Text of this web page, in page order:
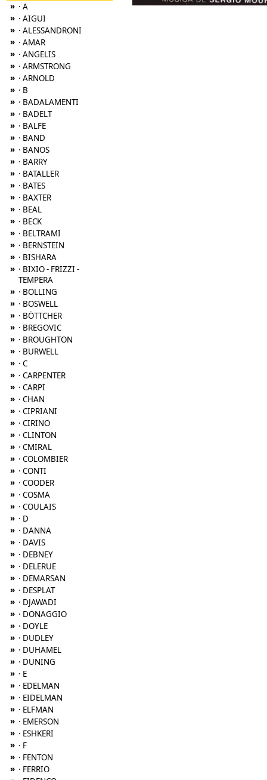
» · A
» · AIGUI
» · ALESSANDRONI
» · AMAR
» · ANGELIS
» · ARMSTRONG
» · ARNOLD
» · B
» · BADALAMENTI
» · BADELT
» · BALFE
» · BAND
» · BANOS
» · BARRY
» · BATALLER
» · BATES
» · BAXTER
» · BEAL
» · BECK
» · BELTRAMI
» · BERNSTEIN
» · BISHARA
» · BIXIO - FRIZZI -
TEMPERA
» · BOLLING
» · BOSWELL
» · BÖTTCHER
» · BREGOVIC
» · BROUGHTON
» · BURWELL
» · C
» · CARPENTER
» · CARPI
» · CHAN
» · CIPRIANI
» · CIRINO
» · CLINTON
» · CMIRAL
» · COLOMBIER
» · CONTI
» · COODER
» · COSMA
» · COULAIS
» · D
» · DANNA
» · DAVIS
» · DEBNEY
» · DELERUE
» · DEMARSAN
» · DESPLAT
» · DJAWADI
» · DONAGGIO
» · DOYLE
» · DUDLEY
» · DUHAMEL
» · DUNING
» · E
» · EDELMAN
» · EIDELMAN
» · ELFMAN
» · EMERSON
» · ESHKERI
» · F
» · FENTON
» · FERRIO